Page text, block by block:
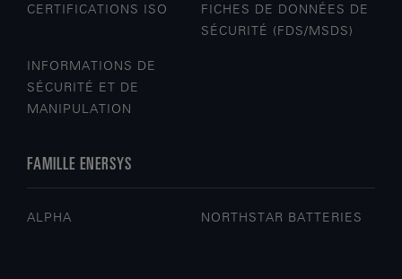
CERTIFICATIONS ISO
FICHES DE DONNÉES DE
SÉCURITÉ (FDS/MSDS)
INFORMATIONS DE
SÉCURITÉ ET DE
MANIPULATION
FAMILLE ENERSYS
ALPHA NORTHSTAR BATTERIES